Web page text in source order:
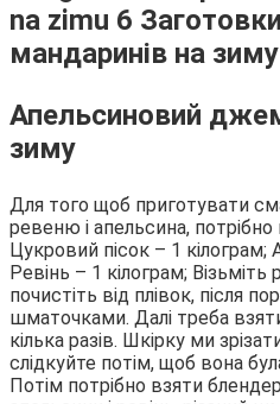
Апельсиновий
зиму
Для того щоб приготувати
ревеню і апельсина, потрібно
Цукровий пісок – 1
Ревінь – 1 кілограм;
почистіть від плівок, після
шматочками. Далі треба
кілька разів. Шкірку ми
слідкуйте потім, щоб вона
Потім потрібно взяти